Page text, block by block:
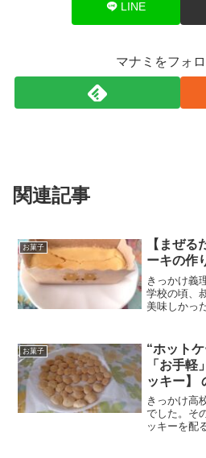
LINE
マナミをフォ
関連記事
お菓子
【まぜ
ーキの作
きっかけ義
学校の頃、
美味しかっ
で作れるな
で、教わっ
お菓子
“ホット
「お手軽
ッキー】
きっかけ高
でした。そ
ッキーを配